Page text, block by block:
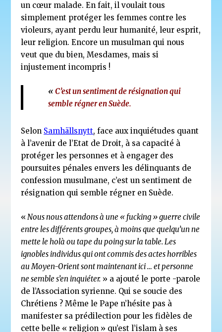
un cœur malade. En fait, il voulait tous
simplement protéger les femmes contre les
violeurs, ayant perdu leur humanité, leur esprit,
leur religion. Encore un musulman qui nous
veut que du bien, Mesdames, mais si
injustement incompris !
«C’est un sentiment de résignation qui
semble régner en Suède.
Selon Samhällsnytt, face aux inquiétudes quant
à l’avenir de l’Etat de Droit, à sa capacité à
protéger les personnes et à engager des
poursuites pénales envers les délinquants de
confession musulmane, c’est un sentiment de
résignation qui semble régner en Suède.
« Nous nous attendons à une « fucking » guerre civile
entre les différents groupes, à moins que quelqu’un ne
mette le holà ou tape du poing sur la table. Les
ignobles individus qui ont commis des actes horribles
au Moyen-Orient sont maintenant ici … et personne
ne semble s’en inquiéter. » a ajouté le porte -parole
de l’Association syrienne. Qui se soucie des
Chrétiens ? Même le Pape n’hésite pas à
manifester sa prédilection pour les fidèles de
cette belle « religion » qu’est l’islam à ses